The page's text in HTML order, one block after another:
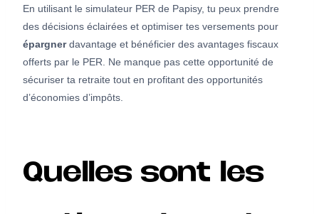
En utilisant le simulateur PER de Papisy, tu peux prendre
des décisions éclairées et optimiser tes versements pour
épargnerdavantage et bénéficier des avantages fiscaux
offerts par le PER. Ne manque pas cette opportunité de
sécuriser ta retraite tout en profitant des opportunités
d’économies d’impôts.
Quelles sont les